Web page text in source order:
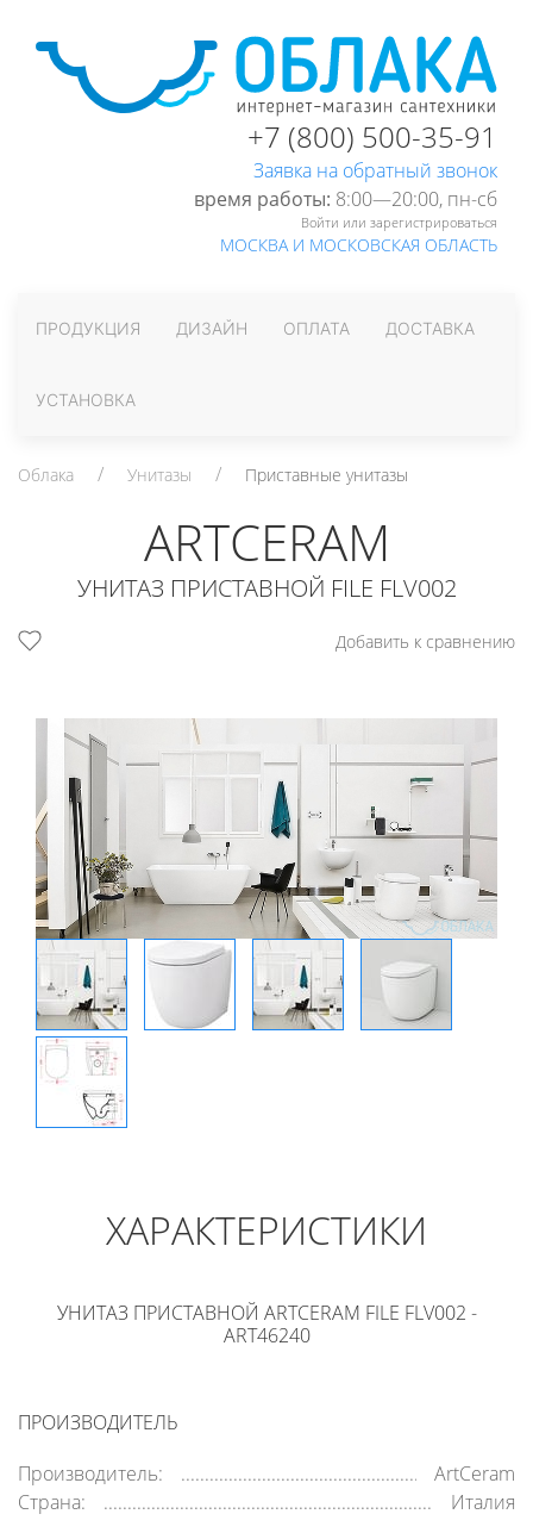
+7 (800) 500-35-91
Заявка на обратный звонок
время работы: 8:00—20:00, пн-cб
Войти или зарегистрироваться
МОСКВА И МОСКОВСКАЯ ОБЛАСТЬ
ПРОДУКЦИЯ ДИЗАЙН ОПЛАТА ДОСТАВКА
УСТАНОВКА
Облака Унитазы Приставные унитазы
ARTCERAM
УНИТАЗ ПРИСТАВНОЙ FILE FLV002
Добавить к сравнению
ХАРАКТЕРИСТИКИ
УНИТАЗ ПРИСТАВНОЙ ARTCERAM FILE FLV002 -
ART46240
ПРОИЗВОДИТЕЛЬ
Производитель:
ArtCeram
Страна:
Италия